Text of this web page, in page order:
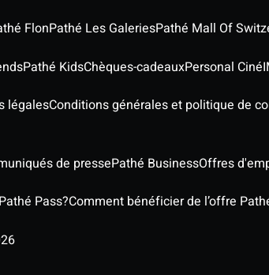
FlonPathé Les GaleriesPathé Mall Of
Pathé KidsChèques-cadeauxPersonal Ciné
légalesConditions générales et politique de
de pressePathé BusinessOffres
Pass?Comment bénéficier de l’offre